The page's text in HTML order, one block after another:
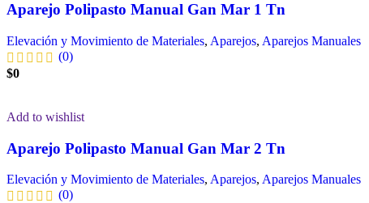
Aparejo Polipasto Manual Gan Mar 1 Tn
Elevación y Movimiento de Materiales, Aparejos, Aparejos Manuales
(0)
$0
Add to wishlist
Aparejo Polipasto Manual Gan Mar 2 Tn
Elevación y Movimiento de Materiales, Aparejos, Aparejos Manuales
(0)